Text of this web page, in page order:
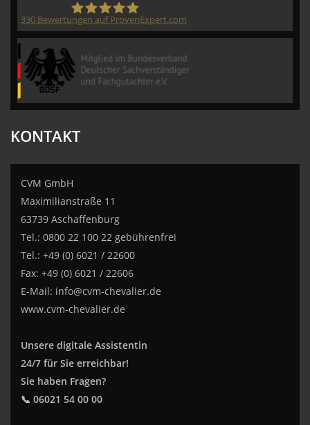
330 Bewertungen auf ProvenExpert.com
KONTAKT
CVM GmbH
Maximilianstraße 11
63739 Aschaffenburg
Tel.: 0800 22 100 22 gebührenfrei
Tel.: +49 (0) 6021 / 22600
Fax: +49 (0) 6021 / 22606
E-Mail: info@cvm-chevalier.de
www.cvm-chevalier.de
Unsere digitale Assistentin
24/7 für Sie erreichbar!
Sie haben Fragen?
📞 06021 54 00 00